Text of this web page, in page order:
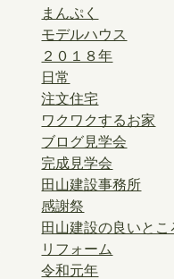
まんぷく
モデルハウス
２０１８年
日常
注文住宅
ワクワクするお家
ブログ見学会
完成見学会
田山建設事務所
感謝祭
田山建設の良いとこ
リフォーム
令和元年